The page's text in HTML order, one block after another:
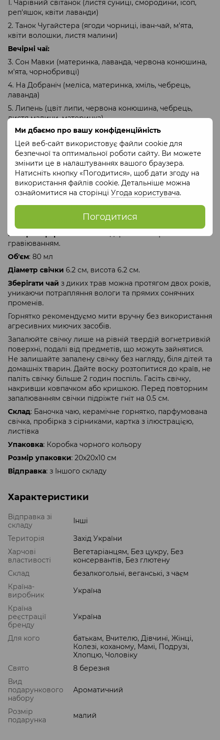
Ми дбаємо про вашу конфіденційність
Цей веб-сайт використовує файли cookie для
безпечної та оптимальної роботи сайту. Ви можете
змінити це в налаштуваннях вашого браузера.
Натисніть кнопку «Погодитися», щоб дати згоду на
використання файлів cookie. Детальніше можна
ознайомитися на сторінці Угода користувача.
Погодитися
1. Чарівний світанок (листя суниці, смородини, ісоп,
реп'яшок, квіти лаванди)
2. Танок Чугайстера (ягоди чорниці, іван-чай, м'ята,
квіти волошки, листя малини)
Вечірні чаї:
3. Сон Мавки (материнка, лаванда, червона конюшина,
м'ята, чорнобривці)
4. На Добраніч (меліса, материнка, хміль, чебрець,
лаванда)
5. Липень (цвіт липи, червона конюшина, чебрець,
листя малини, материнка)
6. Господар лісу (ягоди ялівцю, м'ята, листя малини,
листя суниці, медунка)
7. Піду по верес (квіти вересу, листя ожини, чорниці,
брусниці, м'ята).
Парфумерна композиція свічки створена ексклюзивно
для нашого бренду київською парфумеркою із
використанням високоякісних компонентів із Європи
та США, згідно нормативів IFRA.
Натуральний ріпаковий віск.
Матеріал форми
гравіюванням.
Об'єм: 80 мл
Діаметр свічки 6.2 см, висота 6.2 см.
Зберігати чай з диких трав можна протягом двох років,
уникаючи потрапляння вологи та прямих сонячних
променів.
Горнятко рекомендуємо мити вручну без використання
агресивних миючих засобів.
Запалюйте свічку лише на рівній твердій вогнетривкій
поверхні, подалі від предметів, що можуть зайнятися.
Не залишайте запалену свічку без нагляду, біля дітей та
домашніх тварин. Дайте воску розтопитися до країв, не
паліть свічку більше 2 годин поспіль. Гасіть свічку,
накривши ковпачком або кришкою. Перед повторним
запалюванням свічки підріжте гніт на 0.5 см.
Склад: Баночка чаю, керамічне горнятко, парфумована
свічка, пробірка з сірниками, картка з ілюстрацією,
листівка
Упаковка: Коробка чорного кольору
Розмір упаковки: 20х20х10 см
Відправка: з Іншого складу
Характеристики
Відправка зі
складу
Інші
Територія
Захід України
Харчові
властивості
Вегетаріанцям, Без цукру, Без
консервантів, Без глютену
Склад
безалкогольні, веганські, з чаєм
Країна-
виробник
Україна
Країна
реєстрації
бренду
Україна
Для кого
батькам, Вчителю, Дівчині, Жінці,
Колезі, коханому, Мамі, Подрузі,
Хлопцю, Чоловіку
Свято
8 березня
Вид
подарункового
набору
Ароматичний
Розмір
подарунка
малий